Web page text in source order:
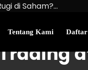
di Saham?…
Uang Perlu…
Tentang Kami